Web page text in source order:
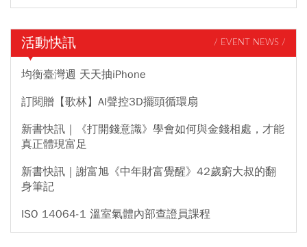
活動快訊 / EVENT NEWS /
均衡臺灣週 天天抽iPhone
訂閱贈【歌林】AI聲控3D擺頭循環扇
新書快訊｜《打開錢意識》學會如何與金錢相處，才能
真正體現富足
新書快訊｜謝富旭《中年財富覺醒》42歲窮大叔的翻
身筆記
ISO 14064-1 溫室氣體內部查證員課程